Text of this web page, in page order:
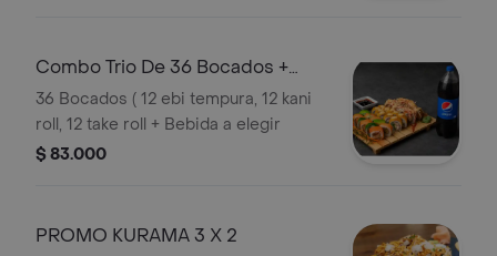
Combo Trio De 36 Bocados +
Bebida
36 Bocados ( 12 ebi tempura, 12 kani
roll, 12 take roll + Bebida a elegir
$ 83.000
PROMO KURAMA 3 X 2